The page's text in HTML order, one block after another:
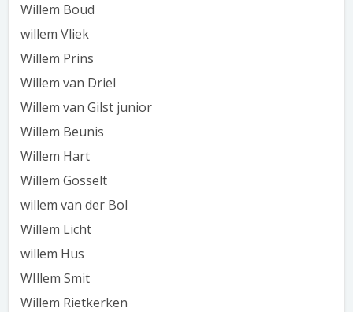
Willem Boud
willem Vliek
Willem Prins
Willem van Driel
Willem van Gilst junior
Willem Beunis
Willem Hart
Willem Gosselt
willem van der Bol
Willem Licht
willem Hus
WIllem Smit
Willem Rietkerken